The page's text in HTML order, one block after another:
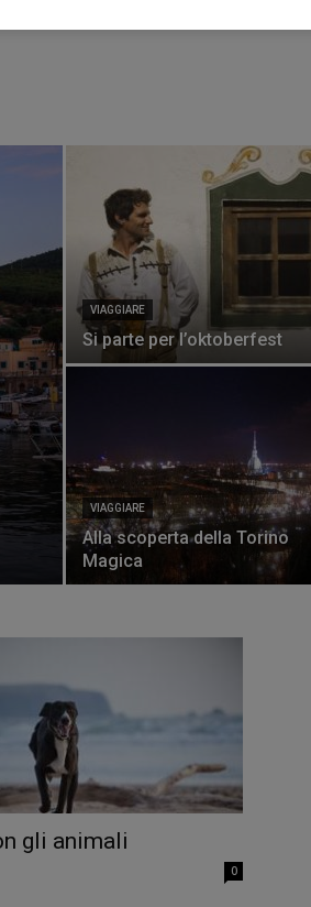
VIAGGIARE
Si parte per l’oktoberfest
VIAGGIARE
Alla scoperta della Torino
Magica
gli animali
0